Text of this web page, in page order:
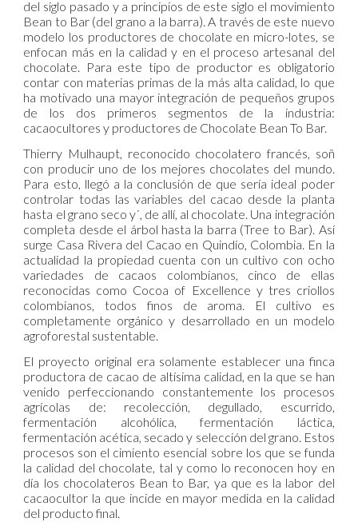
del siglo pasado y a principios de este siglo el movimiento
Bean to Bar (del grano a la barra). A través de este nuevo
modelo los productores de chocolate en micro-lotes, se
enfocan más en la calidad y en el proceso artesanal del
chocolate. Para este tipo de productor es obligatorio
contar con materias primas de la más alta calidad, lo que
ha motivado una mayor integración de pequeños grupos
de los dos primeros segmentos de la industria:
cacaocultores y productores de Chocolate Bean To Bar.
Thierry Mulhaupt, reconocido chocolatero francés, soñ
con producir uno de los mejores chocolates del mundo.
Para esto, llegó a la conclusión de que sería ideal poder
controlar todas las variables del cacao desde la planta
hasta el grano seco y´, de allí, al chocolate. Una integración
completa desde el árbol hasta la barra (Tree to Bar). Así
surge Casa Rivera del Cacao en Quindío, Colombia. En la
actualidad la propiedad cuenta con un cultivo con ocho
variedades de cacaos colombianos, cinco de ellas
reconocidas como Cocoa of Excellence y tres criollos
colombianos, todos finos de aroma. El cultivo es
completamente orgánico y desarrollado en un modelo
agroforestal sustentable.
El proyecto original era solamente establecer una finca
productora de cacao de altísima calidad, en la que se han
venido perfeccionando constantemente los procesos
agrícolas de: recolección, degullado, escurrido,
fermentación alcohólica, fermentación láctica,
fermentación acética, secado y selección del grano. Estos
procesos son el cimiento esencial sobre los que se funda
la calidad del chocolate, tal y como lo reconocen hoy en
día los chocolateros Bean to Bar, ya que es la labor del
cacaocultor la que incide en mayor medida en la calidad
del producto final.